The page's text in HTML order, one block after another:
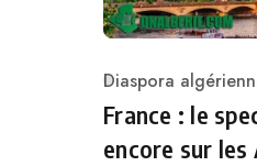
Category
Diaspora
France : le
encore sur les